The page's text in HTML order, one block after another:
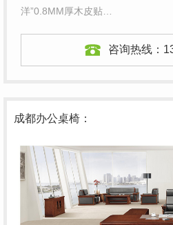
洋”0.8MM厚木皮贴…
咨询热线：
成都办公桌椅：